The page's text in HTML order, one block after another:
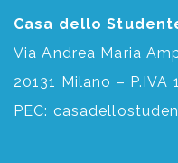
Casa dello
Via Andrea Maria
20131 Milano – P.IVA
PEC: